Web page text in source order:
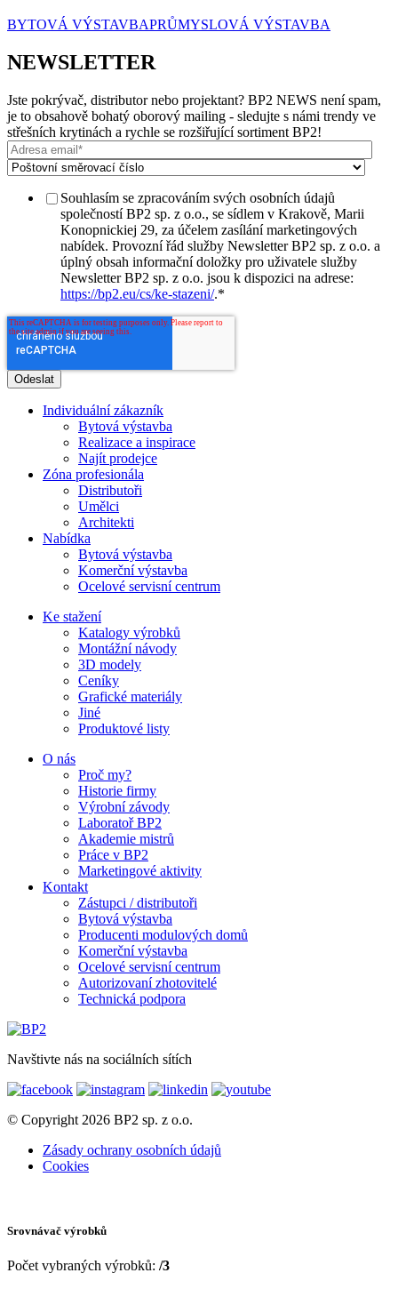
BYTOVÁ VÝSTAVBAPRŮMYSLOVÁ VÝSTAVBA
NEWSLETTER
Jste pokrývač, distributor nebo projektant? BP2 NEWS není spam,
je to obsahově bohatý oborový mailing - sledujte s námi trendy ve
střešních krytinách a rychle se rozšiřující sortiment BP2!
Souhlasím se zpracováním svých osobních údajů
společností BP2 sp. z o.o., se sídlem v Krakově, Marii
Konopnickiej 29, za účelem zasílání marketingových
nabídek. Provozní řád služby Newsletter BP2 sp. z o.o. a
úplný obsah informační doložky pro uživatele služby
Newsletter BP2 sp. z o.o. jsou k dispozici na adrese:
https://bp2.eu/cs/ke-stazeni/.*
Individuální zákazník
Bytová výstavba
Realizace a inspirace
Najít prodejce
Zóna profesionála
Distributoři
Umělci
Architekti
Nabídka
Bytová výstavba
Komerční výstavba
Ocelové servisní centrum
Ke stažení
Katalogy výrobků
Montážní návody
3D modely
Ceníky
Grafické materiály
Jiné
Produktové listy
O nás
Proč my?
Historie firmy
Výrobní závody
Laboratoř BP2
Akademie mistrů
Práce v BP2
Marketingové aktivity
Kontakt
Zástupci / distributoři
Bytová výstavba
Producenti modulových domů
Komerční výstavba
Ocelové servisní centrum
Autorizovaní zhotovitelé
Technická podpora
Navštivte nás na sociálních sítích
© Copyright 2026 BP2 sp. z o.o.
Zásady ochrany osobních údajů
Cookies
Srovnávač výrobků
Počet vybraných výrobků: /3